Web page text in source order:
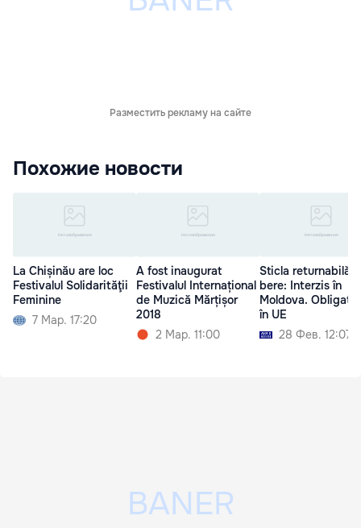
Разместить рекламу на сайте
Похожие новости
La Chișinău are loc
Festivalul Solidarităţii
Feminine
7 Мар. 17:20
A fost inaugurat
Festivalul Internațional
de Muzică Mărțișor
2018
2 Мар. 11:00
Sticla returnabilă
bere: Interzis în
Moldova.
în UE
28 Фев. 12:07